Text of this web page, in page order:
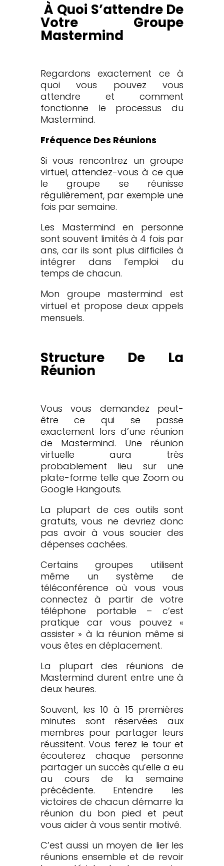
À Quoi S’attendre De
Votre Groupe
Mastermind
Regardons exactement ce à
quoi vous pouvez vous
attendre et comment
fonctionne le processus du
Mastermind.
Fréquence Des Réunions
Si vous rencontrez un groupe
virtuel, attendez-vous à ce que
le groupe se réunisse
régulièrement, par exemple une
fois par semaine.
Les Mastermind en personne
sont souvent limités à 4 fois par
ans, car ils sont plus difficiles à
intégrer dans l’emploi du
temps de chacun.
Mon groupe mastermind est
virtuel et propose deux appels
mensuels.
Structure De La
Réunion
Vous vous demandez peut-
être ce qui se passe
exactement lors d’une réunion
de Mastermind. Une réunion
virtuelle aura très
probablement lieu sur une
plate-forme telle que Zoom ou
Google Hangouts.
La plupart de ces outils sont
gratuits, vous ne devriez donc
pas avoir à vous soucier des
dépenses cachées.
Certains groupes utilisent
même un système de
téléconférence où vous vous
connectez à partir de votre
téléphone portable – c’est
pratique car vous pouvez «
assister » à la réunion même si
vous êtes en déplacement.
La plupart des réunions de
Mastermind durent entre une à
deux heures.
Souvent, les 10 à 15 premières
minutes sont réservées aux
membres pour partager leurs
réussitent. Vous ferez le tour et
écouterez chaque personne
partager un succès qu’elle a eu
au cours de la semaine
précédente. Entendre les
victoires de chacun démarre la
réunion du bon pied et peut
vous aider à vous sentir motivé.
C’est aussi un moyen de lier les
réunions ensemble et de revoir